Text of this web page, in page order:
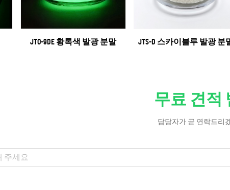
JTO-9DE 황록색 발광 분말 JTS-D 스카이블루 발광 분
무료 견적
담당자가 곧 연락드리